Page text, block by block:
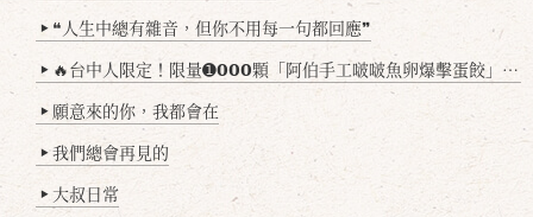
▶ ❝人生中總有雜音，但你不用每一句都回應❞
▶ 🔥台中人限定！限量➊𝟬𝟬𝟬顆「阿伯手工啵啵魚卵爆擊蛋餃」台北已被搶爆2萬顆，最後名額門前隱味只留給你！🥟💥
▶ 願意來的你，我都會在
▶ 我們總會再見的
▶ 大叔日常